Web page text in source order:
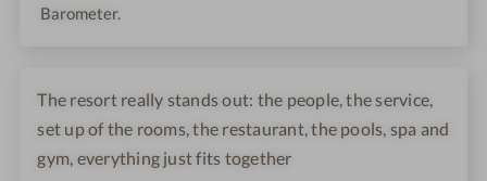
Barometer.
The resort really stands out: the people, the service,
set up of the rooms, the restaurant, the pools, spa and
gym, everything just fits together